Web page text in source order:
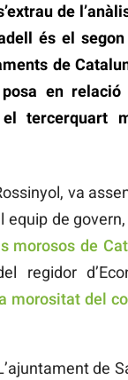
de
és el
de
en
tercerquart
va
de
morosos de
regidor
morositat del
de